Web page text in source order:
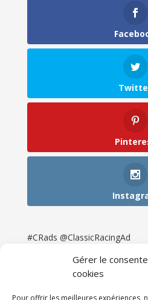
Gérer le
cookies
Pour offrir les meilleures expériences,
#CRads @ClassicRacingAd